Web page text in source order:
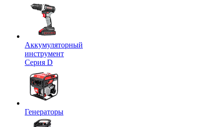
Аккумуляторный
инструмент
Серия D
Генераторы